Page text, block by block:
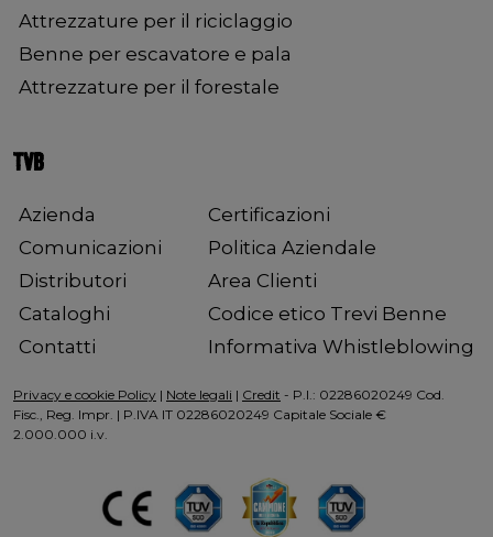
Attrezzature per il riciclaggio
Benne per escavatore e pala
Attrezzature per il forestale
TVB
Azienda
Comunicazioni
Distributori
Cataloghi
Contatti
Certificazioni
Politica Aziendale
Area Clienti
Codice etico Trevi Benne
Informativa Whistleblowing
Privacy e cookie Policy | Note legali | Credit - P.I.: 02286020249 Cod.
Fisc., Reg. Impr. | P.IVA IT 02286020249 Capitale Sociale €
2.000.000 i.v.